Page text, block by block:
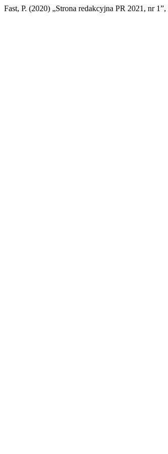
Fast, P. (2020) „Strona redakcyjna PR 2021, nr 1”,